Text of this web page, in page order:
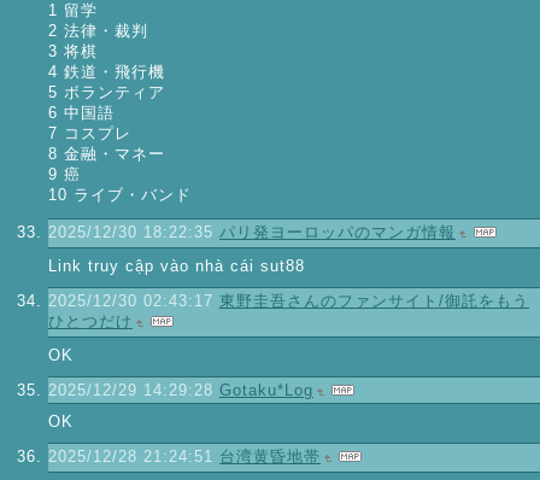
1 留学
2 法律・裁判
3 将棋
4 鉄道・飛行機
5 ボランティア
6 中国語
7 コスプレ
8 金融・マネー
9 癌
10 ライブ・バンド
2025/12/30 18:22:35 パリ発ヨーロッパのマンガ情報
Link truy cập vào nhà cái sut88
2025/12/30 02:43:17 東野圭吾さんのファンサイト/御託をもう
ひとつだけ
OK
2025/12/29 14:29:28 Gotaku*Log
OK
2025/12/28 21:24:51 台湾黄昏地帯